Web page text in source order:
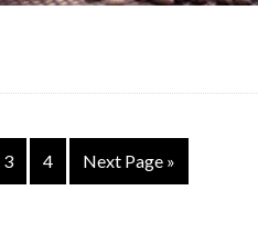
3 4 Next Page »